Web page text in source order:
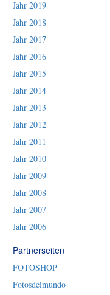
Jahr 2019
Jahr 2018
Jahr 2017
Jahr 2016
Jahr 2015
Jahr 2014
Jahr 2013
Jahr 2012
Jahr 2011
Jahr 2010
Jahr 2009
Jahr 2008
Jahr 2007
Jahr 2006
Partnerseiten
FOTOSHOP
Fotosdelmundo